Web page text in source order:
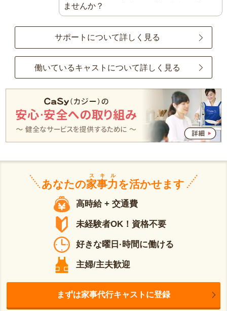
ませんか？
サポートについて詳しく見る
働いているキャストについて詳しく見る
あなたの家事力
スキル
を活かせます
高時給 + 交通費
未経験者OK！資格不要
好きな曜日·時間に働ける
主婦/主夫歓迎
まずは家事代行キャストに登録